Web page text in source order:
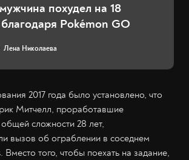
похудел на 18
Pokémon GO
Лена Николаева
2017 года было установлено, что
Митчелл, проработавшие
сложности 28 лет,
вызов об ограблении в соседнем
Вместо того, чтобы поехать на задание,